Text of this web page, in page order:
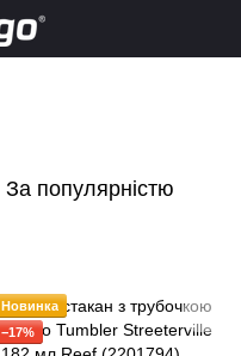
За популярністю
Новинка
−17%